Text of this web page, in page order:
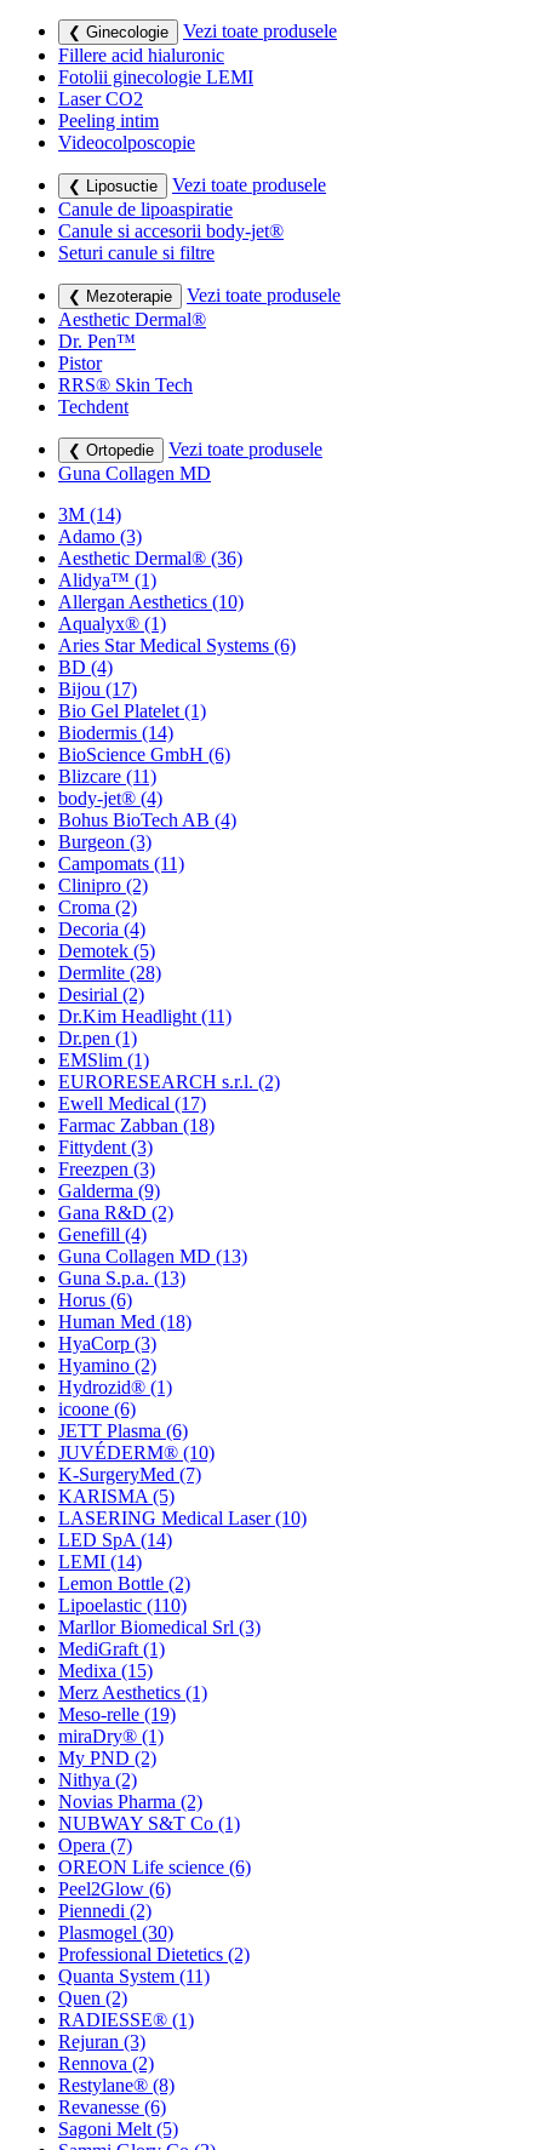
❮ Ginecologie
Vezi toate produsele
Fillere acid hialuronic
Fotolii ginecologie LEMI
Laser CO2
Peeling intim
Videocolposcopie
❮ Liposuctie
Vezi toate produsele
Canule de lipoaspiratie
Canule si accesorii body-jet®
Seturi canule si filtre
❮ Mezoterapie
Vezi toate produsele
Aesthetic Dermal®
Dr. Pen™
Pistor
RRS® Skin Tech
Techdent
❮ Ortopedie
Vezi toate produsele
Guna Collagen MD
3M (14)
Adamo (3)
Aesthetic Dermal® (36)
Alidya™ (1)
Allergan Aesthetics (10)
Aqualyx® (1)
Aries Star Medical Systems (6)
BD (4)
Bijou (17)
Bio Gel Platelet (1)
Biodermis (14)
BioScience GmbH (6)
Blizcare (11)
body-jet® (4)
Bohus BioTech AB (4)
Burgeon (3)
Campomats (11)
Clinipro (2)
Croma (2)
Decoria (4)
Demotek (5)
Dermlite (28)
Desirial (2)
Dr.Kim Headlight (11)
Dr.pen (1)
EMSlim (1)
EURORESEARCH s.r.l. (2)
Ewell Medical (17)
Farmac Zabban (18)
Fittydent (3)
Freezpen (3)
Galderma (9)
Gana R&D (2)
Genefill (4)
Guna Collagen MD (13)
Guna S.p.a. (13)
Horus (6)
Human Med (18)
HyaCorp (3)
Hyamino (2)
Hydrozid® (1)
icoone (6)
JETT Plasma (6)
JUVÉDERM® (10)
K-SurgeryMed (7)
KARISMA (5)
LASERING Medical Laser(10)
LED SpA (14)
LEMI (14)
Lemon Bottle (2)
Lipoelastic (110)
Marllor Biomedical Srl (3)
MediGraft (1)
Medixa (15)
Merz Aesthetics (1)
Meso-relle (19)
miraDry® (1)
My PND (2)
Nithya (2)
Novias Pharma (2)
NUBWAY S&T Co (1)
Opera (7)
OREON Life science (6)
Peel2Glow (6)
Piennedi (2)
Plasmogel (30)
Professional Dietetics (2)
Quanta System (11)
Quen (2)
RADIESSE® (1)
Rejuran (3)
Rennova (2)
Restylane® (8)
Revanesse (6)
Sagoni Melt (5)